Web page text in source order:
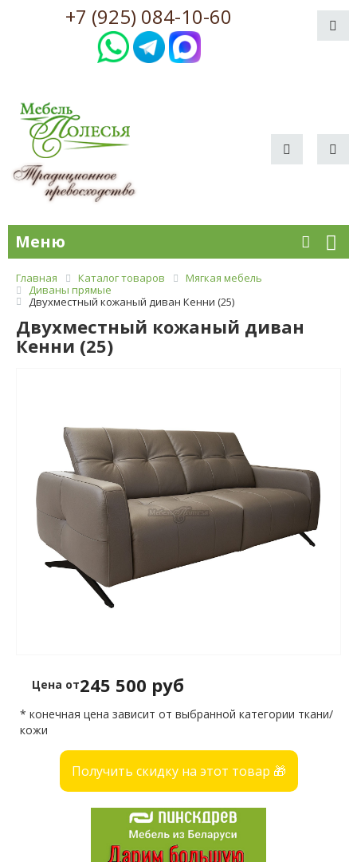
+7 (925) 084-10-60
Меню
Главная Каталог товаров
Мягкая мебель
Диваны прямые
Двухместный кожаный диван Кенни (25)
Двухместный кожаный диван
Кенни (25)
Цена от245 500 руб
* конечная цена зависит от выбранной категории ткани/
кожи
Получить скидку на этот товар 🎁